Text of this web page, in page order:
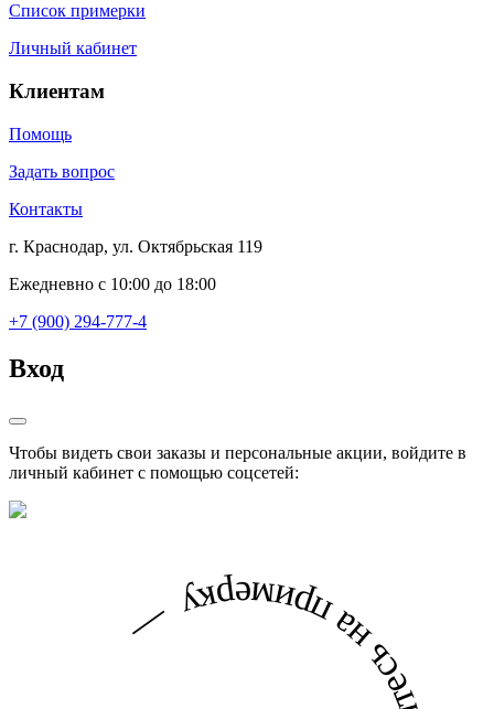
Список примерки
Личный кабинет
Клиентам
Помощь
Задать вопрос
Контакты
г. Краснодар, ул. Октябрьская 119
Ежедневно с 10:00 до 18:00
+7 (900) 294-777-4
Вход
Чтобы видеть свои заказы и персональные акции, войдите в
личный кабинет с помощью соцсетей: